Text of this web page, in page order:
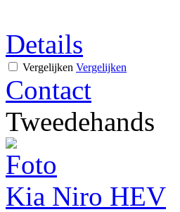
Details
Vergelijken Vergelijken
Contact
Tweedehands
Kia Niro HEV